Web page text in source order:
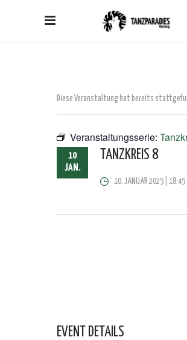
Diese Veranstaltung hat bereits
Veranstaltungsserie:
10
JAN.
TANZKREIS 8
10. JANUAR 2025 | 18:45
EVENT DETAILS